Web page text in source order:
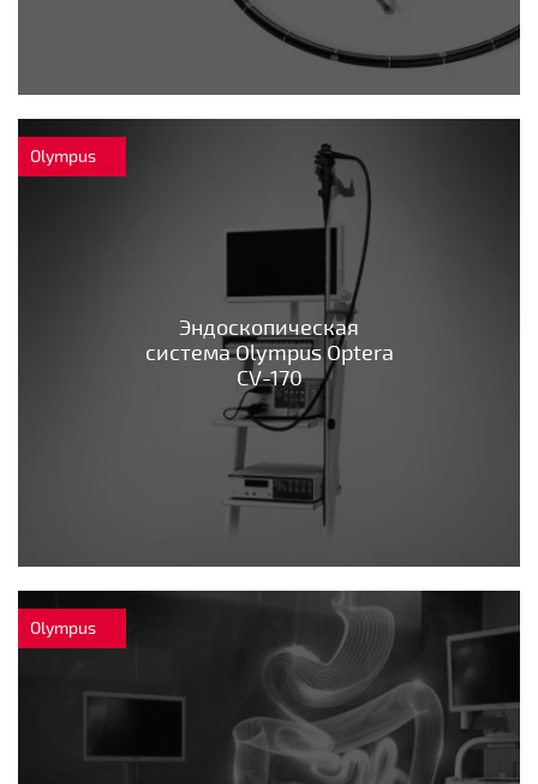
Olympus
Эндоскопическая
система Olympus Optera
CV-170
Olympus